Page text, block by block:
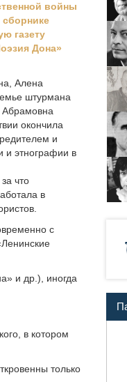
войны
сборнике
газету
Дона»
Алена
штурмана
окончила
и
и этнографии в
что
в
с
и др.), иногда
в котором
только